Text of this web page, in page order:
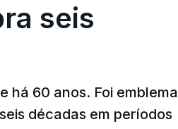
seis
há 60 anos. Foi emblema
décadas em períodos